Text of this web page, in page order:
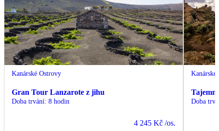
Kanárské Ostrovy
Gran Tour Lanzarote z jihu
Doba trvání: 8 hodin
4 245 Kč /os.
Doba